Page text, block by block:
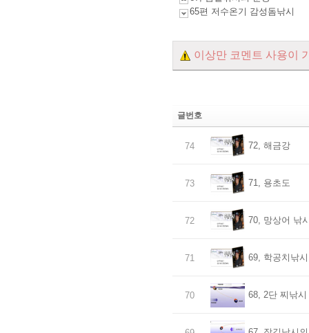
65편 저수온기 감성돔낚시
이상만 코멘트 사용이
글번호
74 72, 해금강
73 71, 용초도
72 70, 망상어 낚
71 69, 학공치낚시
70 68, 2단 찌낚시